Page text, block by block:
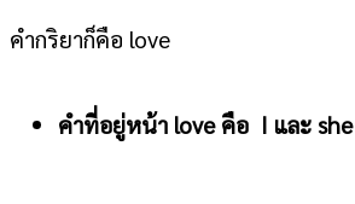
คำกริยาก็คือ love
คำที่อยู่หน้า love คือ I และ